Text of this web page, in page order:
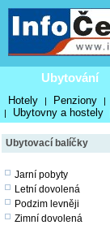
Ubytování
Hotely | Penziony |
| Ubytovny a hostely
Ubytovací balíčky
Jarní pobyty
Letní dovolená
Podzim levněji
Zimní dovolená